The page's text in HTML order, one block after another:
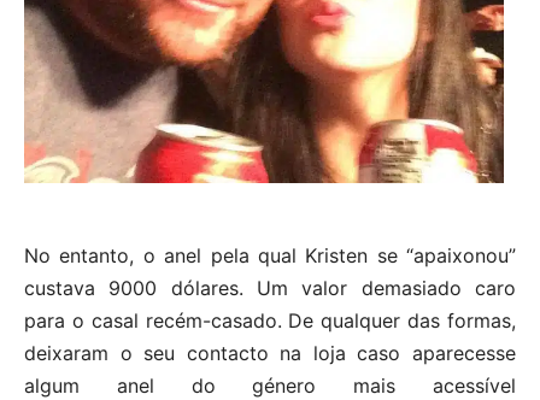
No entanto, o anel pela qual Kristen se “apaixonou”
custava 9000 dólares. Um valor demasiado caro
para o casal recém-casado. De qualquer das formas,
deixaram o seu contacto na loja caso aparecesse
algum anel do género mais acessível